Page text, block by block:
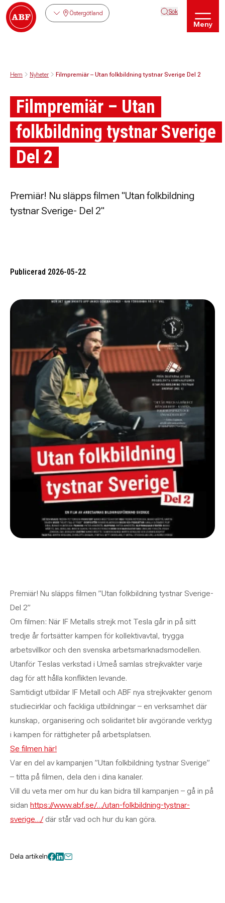
Östergötland Sök
Meny
Hem Nyheter Filmpremiär – Utan folkbildning tystnar Sverige Del 2
Filmpremiär – Utan
folkbildning tystnar Sverige
Del 2
Premiär! Nu släpps filmen "Utan folkbildning
tystnar Sverige- Del 2"
Publicerad 2026-05-22
Premiär! Nu släpps filmen ”Utan folkbildning tystnar Sverige-
Del 2”
Om filmen: När IF Metalls strejk mot Tesla går in på sitt
tredje år fortsätter kampen för kollektivavtal, trygga
arbetsvillkor och den svenska arbetsmarknadsmodellen.
Utanför Teslas verkstad i Umeå samlas strejkvakter varje
dag för att hålla konflikten levande.
Samtidigt utbildar IF Metall och ABF nya strejkvakter genom
studiecirklar och fackliga utbildningar – en verksamhet där
kunskap, organisering och solidaritet blir avgörande verktyg
i kampen för rättigheter på arbetsplatsen.
Se filmen här!
Var en del av kampanjen ”Utan folkbildning tystnar Sverige”
– titta på filmen, dela den i dina kanaler.
Vill du veta mer om hur du kan bidra till kampanjen – gå in på
sidan https://www.abf.se/…/utan-folkbildning-tystnar-
sverige…/där står vad och hur du kan göra.
Dela artikeln